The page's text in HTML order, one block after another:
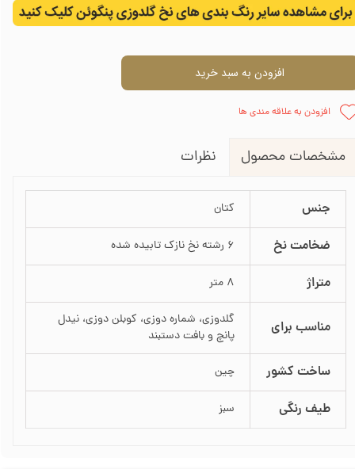
افزودن به سبد خرید
افزودن به علاقه مندی ها
مشخصات محصول نظرات
جنس کتان
ضخامت نخ 6 رشته نخ نازک تابیده شده
متراژ 8 متر
مناسب برای
گلدوزی، شماره دوزی، کوبلن دوزی، نیدل
پانچ و بافت دستبند
ساخت کشور چین
طیف رنگی سبز